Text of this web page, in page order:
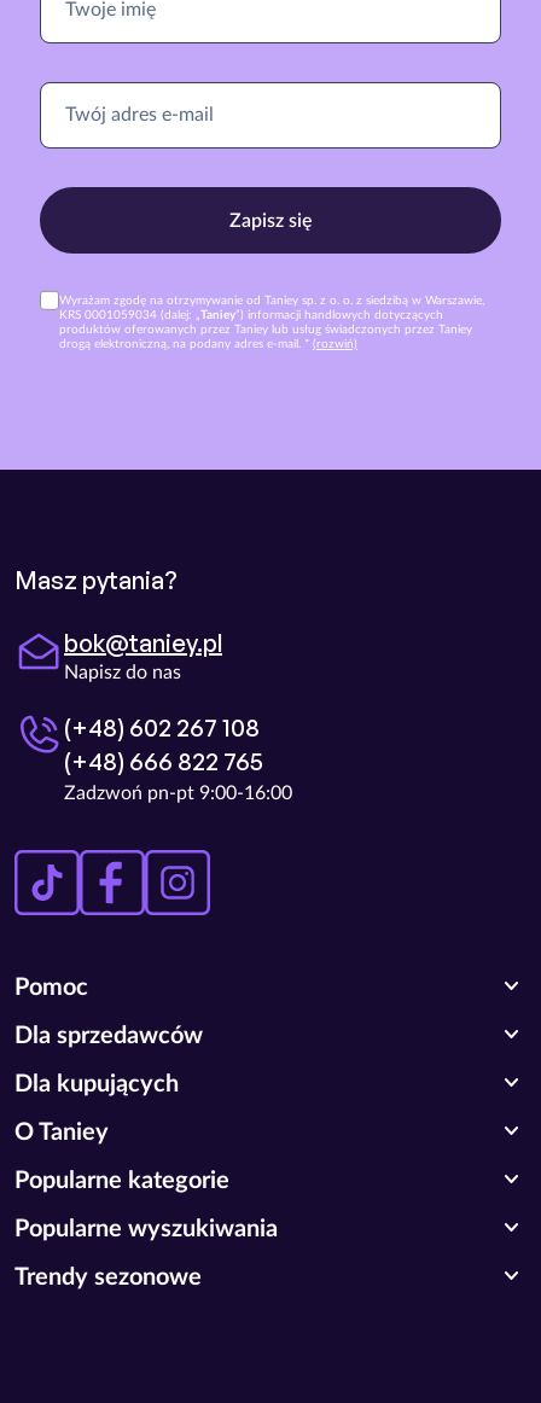
Zapisz się
Wyrażam zgodę na otrzymywanie od Taniey sp. z o. o. z siedzibą w Warszawie,
KRS 0001059034 (dalej: „Taniey”) informacji handlowych dotyczących
produktów oferowanych przez Taniey lub usług świadczonych przez Taniey
drogą elektroniczną, na podany adres e-mail. * (rozwiń)
Masz pytania?
bok@taniey.pl
Napisz do nas
(+48) 602 267 108
(+48) 666 822 765
Zadzwoń pn-pt 9:00-16:00
Pomoc expand_more
Dla sprzedawców expand_more
Dla kupujących expand_more
O Taniey expand_more
Popularne kategorie expand_more
Popularne wyszukiwania expand_more
Trendy sezonowe expand_more